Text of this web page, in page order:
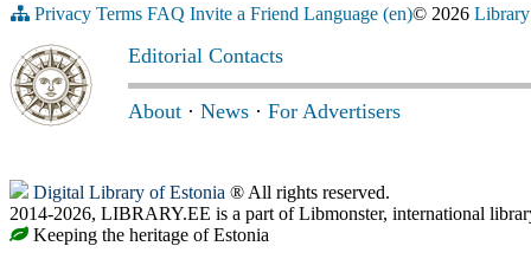
Privacy Terms FAQ Invite a Friend Language (en)© 2026
Editorial Contacts
About · News · For Advertisers
Digital Library of Estonia ® All rights reserved.
2014-2026, LIBRARY.EE is a part of Libmonster, international
Keeping the heritage of Estonia